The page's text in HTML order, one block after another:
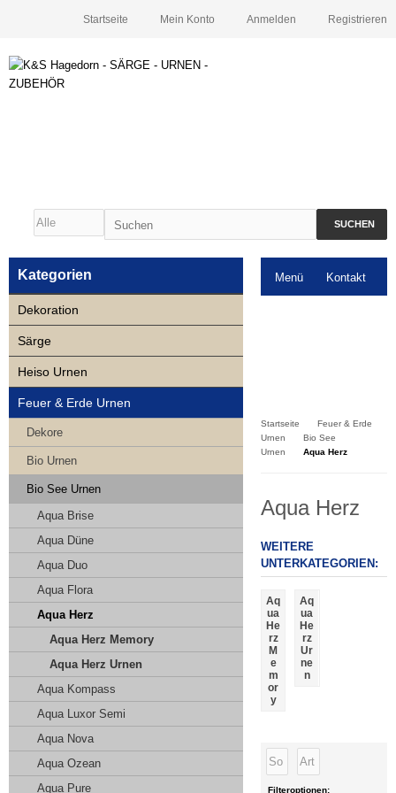
Registrieren
Anmelden
Mein Konto
Startseite
SUCHEN
Menü Kontakt
Startseite
Feuer & Erde
Urnen
Bio See
Urnen
Aqua Herz
Aqua Herz
WEITERE
UNTERKATEGORIEN:
Aq
ua
He
rz
M
e
m
or
y
Aq
ua
He
rz
Ur
ne
n
Filteroptionen:
Kategorien
Dekoration
Särge
Heiso Urnen
Feuer & Erde Urnen
Dekore
Bio Urnen
Bio See Urnen
Aqua Brise
Aqua Düne
Aqua Duo
Aqua Flora
Aqua Herz
Aqua Herz Memory
Aqua Herz Urnen
Aqua Kompass
Aqua Luxor Semi
Aqua Nova
Aqua Ozean
Aqua Pure